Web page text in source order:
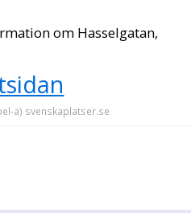
om Hasselgatan,
a) svenskaplatser.se